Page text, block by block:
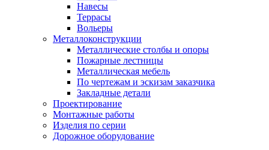
Навесы
Террасы
Вольеры
Металлоконструкции
Металлические столбы и опоры
Пожарные лестницы
Металлическая мебель
По чертежам и эскизам заказчика
Закладные детали
Проектирование
Монтажные работы
Изделия по серии
Дорожное оборудование